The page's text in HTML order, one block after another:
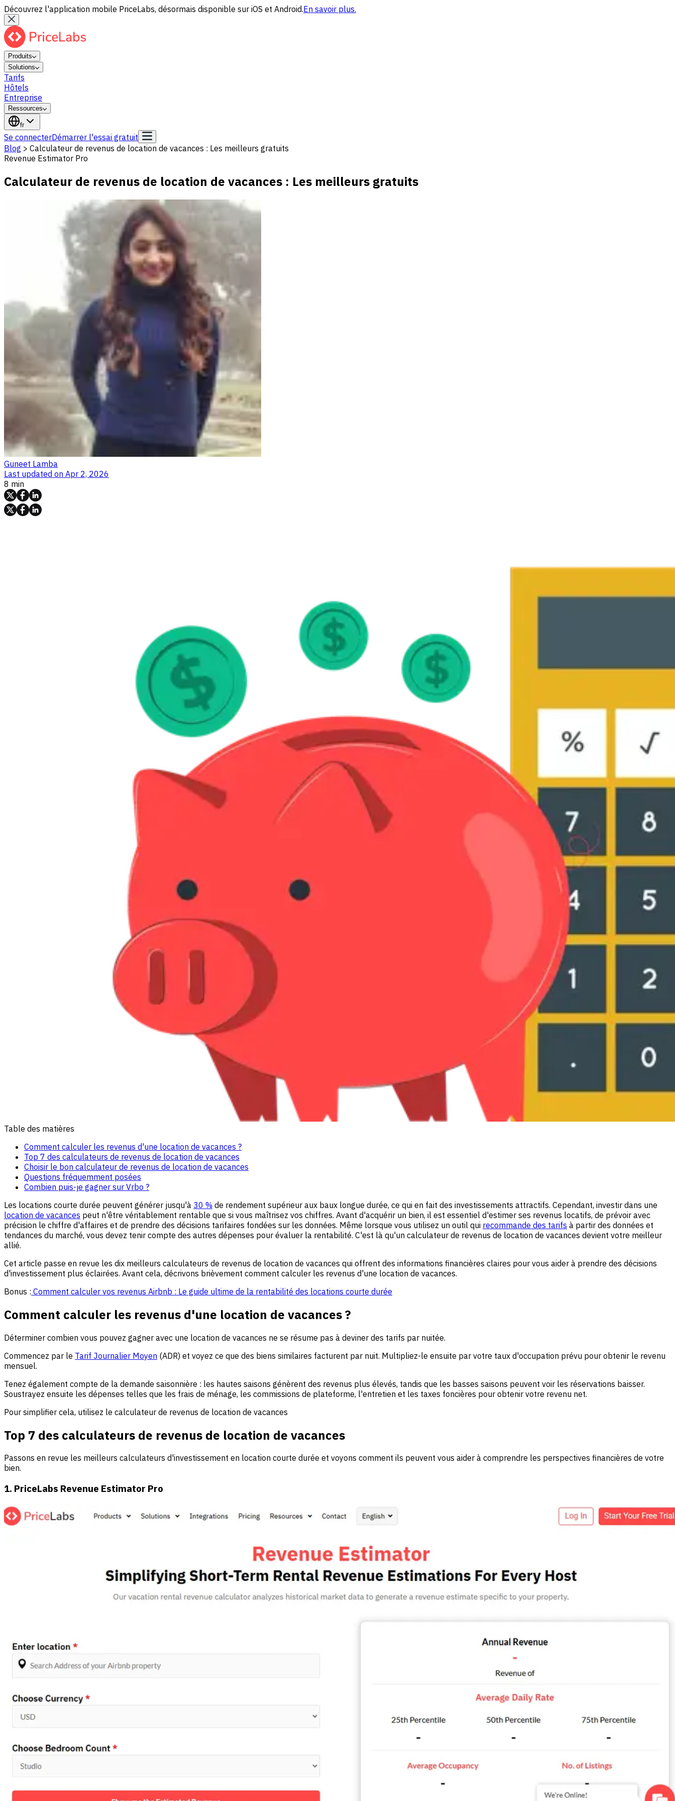
Découvrez l'application mobile PriceLabs, désormais disponible sur iOS et Android.En savoir plus.
Produits
Solutions
Tarifs
Hôtels
Entreprise
Ressources
fr
Se connecterDémarrer l'essai gratuit
Blog > Calculateur de revenus de location de vacances : Les meilleurs gratuits
Revenue Estimator Pro
Calculateur de revenus de location de vacances : Les meilleurs gratuits
Guneet Lamba
Last updated on Apr 2, 2026
8 min
Table des matières
Comment calculer les revenus d'une location de vacances ?
Top 7 des calculateurs de revenus de location de vacances
Choisir le bon calculateur de revenus de location de vacances
Questions fréquemment posées
Combien puis-je gagner sur Vrbo ?
Les locations courte durée peuvent générer jusqu'à 30 % de rendement supérieur aux baux longue durée, ce qui en fait des investissements attractifs. Cependant, investir dans une
location de vacances peut n'être véritablement rentable que si vous maîtrisez vos chiffres. Avant d'acquérir un bien, il est essentiel d'estimer ses revenus locatifs, de prévoir avec
précision le chiffre d'affaires et de prendre des décisions tarifaires fondées sur les données. Même lorsque vous utilisez un outil qui recommande des tarifs à partir des données et
tendances du marché, vous devez tenir compte des autres dépenses pour évaluer la rentabilité. C'est là qu'un calculateur de revenus de location de vacances devient votre meilleur
allié.
Cet article passe en revue les dix meilleurs calculateurs de revenus de location de vacances qui offrent des informations financières claires pour vous aider à prendre des décisions
d'investissement plus éclairées. Avant cela, décrivons brièvement comment calculer les revenus d'une location de vacances.
Bonus : Comment calculer vos revenus Airbnb : Le guide ultime de la rentabilité des locations courte durée
Comment calculer les revenus d'une location de vacances ?
Déterminer combien vous pouvez gagner avec une location de vacances ne se résume pas à deviner des tarifs par nuitée.
Commencez par le Tarif Journalier Moyen (ADR) et voyez ce que des biens similaires facturent par nuit. Multipliez-le ensuite par votre taux d'occupation prévu pour obtenir le revenu
mensuel.
Tenez également compte de la demande saisonnière : les hautes saisons génèrent des revenus plus élevés, tandis que les basses saisons peuvent voir les réservations baisser.
Soustrayez ensuite les dépenses telles que les frais de ménage, les commissions de plateforme, l'entretien et les taxes foncières pour obtenir votre revenu net.
Pour simplifier cela, utilisez le calculateur de revenus de location de vacances
Top 7 des calculateurs de revenus de location de vacances
Passons en revue les meilleurs calculateurs d'investissement en location courte durée et voyons comment ils peuvent vous aider à comprendre les perspectives financières de votre
bien.
1. PriceLabs Revenue Estimator Pro